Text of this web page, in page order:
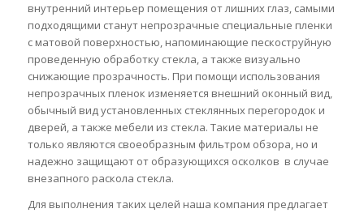
внутренний интерьер помещения от лишних глаз, самыми
подходящими станут непрозрачные специальные пленки
с матовой поверхностью, напоминающие пескоструйную
проведенную обработку стекла, а также визуально
снижающие прозрачность. При помощи использования
непрозрачных пленок изменяется внешний оконный вид,
обычный вид установленных стеклянных перегородок и
дверей, а также мебели из стекла. Такие материалы не
только являются своеобразным фильтром обзора, но и
надежно защищают от образующихся осколков в случае
внезапного раскола стекла.
Для выполнения таких целей наша компания предлагает